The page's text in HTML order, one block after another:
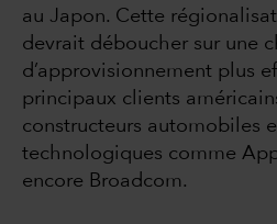
au Japon. Cette
devrait déboucher sur une
d’approvisionnement plus
principaux clients
constructeurs automobiles
technologiques comme
encore Broadcom.